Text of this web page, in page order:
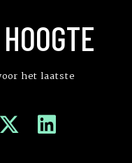
het laatste